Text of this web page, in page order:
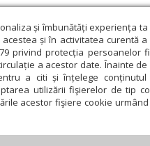
și îmbunătăți experiența
și în activitatea curentă
privind protecția persoanelor
a acestor date. Înainte
a citi și înțelege conținutul
utilizării fişierelor de tip
acestor fişiere cookie
și Cultură
și idei Pilda zilei